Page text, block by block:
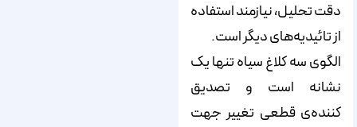
دقت تحلیل، نیازمند استفاده
از تائیدیه‌های دیگر است.
الگوی سه کلاغ سیاه تنها یک
نشانه است و تصدیق
کننده‌ی قطعی تغییر جهت